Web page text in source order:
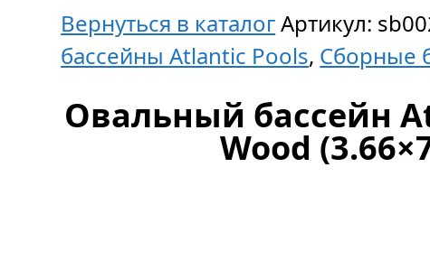
Вернуться в каталогАртикул:
бассейны Atlantic Pools, Сборные
Овальный бассейн
Wood